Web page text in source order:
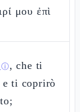
μου ἐπὶ
ⓘ, che ti
ti coprirò